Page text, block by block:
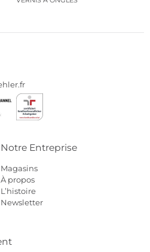
Notre Entreprise
Magasins
À propos
L’histoire
Newsletter